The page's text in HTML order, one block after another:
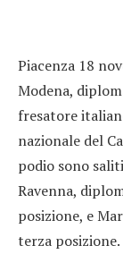
Piacenza 18
Modena,
fresatore
nazionale del
podio sono
Ravenna,
posizione, e
terza posizione.